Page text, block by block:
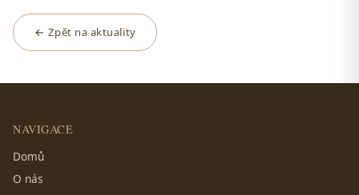
← Zpět na aktuality
NAVIGACE
Domů
O nás